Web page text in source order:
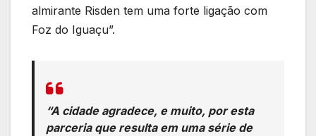
almirante Risden tem uma forte ligação com
Foz do Iguaçu”.
“A cidade agradece, e muito, por esta
parceria que resulta em uma série de